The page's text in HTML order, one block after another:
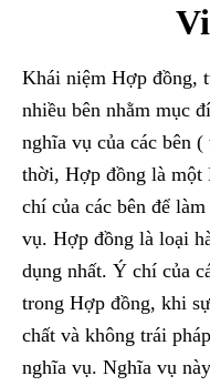
Khái niệm Hợp đồng,
nhiều bên nhằm mục
nghĩa vụ của các bên
thời, Hợp đồng là một
chí của các bên để
vụ. Hợp đồng là loại
dụng nhất. Ý chí của
trong Hợp đồng, khi
chất và không trái
nghĩa vụ. Nghĩa vụ